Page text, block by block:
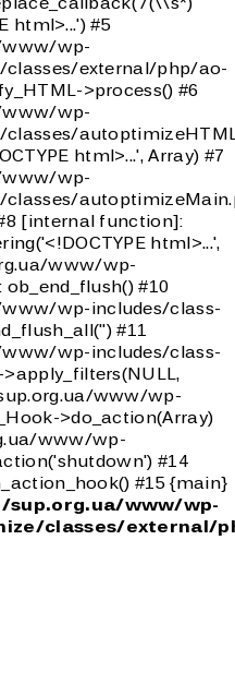
html>...') #5
www/wp-
external/php/ao-
>process() #6
www/wp-
html>...', Array) #7
www/wp-
[internal function]:
html>...',
www/wp-
#10
wp-includes/class-
#11
wp-includes/class-
www/wp-
>do_action(Array)
www/wp-
#14
#15 {main}
sup.org.ua/www/wp-
classes/external/